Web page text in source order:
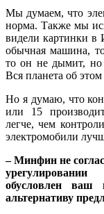
Мы думаем, что
норма. Также мы
видели картинки в
обычная машина,
то он не дымит, но
Вся планета об этом
Но я думаю, что
или 15
легче, чем
электромобили
– Минфин не
обусловлен
альтернативу